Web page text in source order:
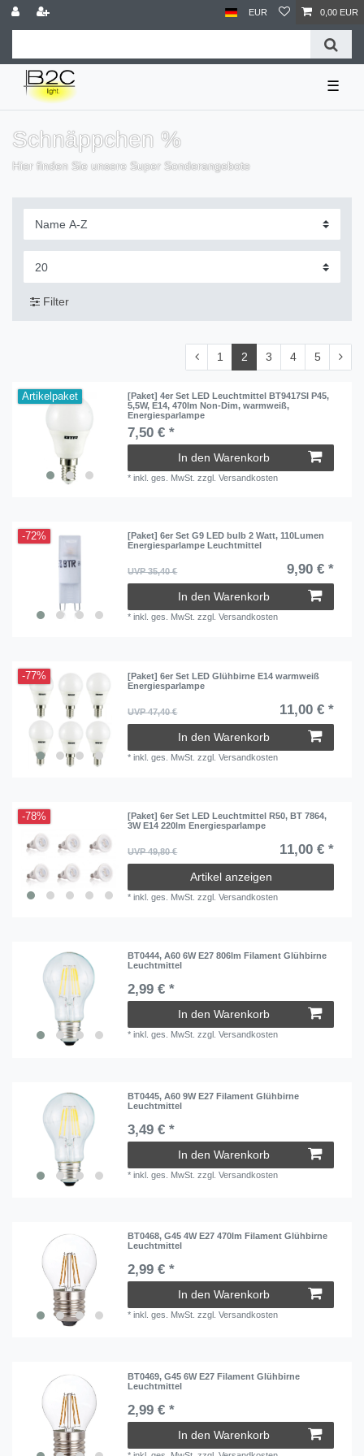
EUR 0,00 EUR
☰
Schnäppchen %
Hier finden Sie unsere Super Sonderangebote
Filter
1 2 3 4 5
Artikelpaket
[Paket] 4er Set LED Leuchtmittel BT9417SI P45,
5,5W, E14, 470lm Non-Dim, warmweiß,
Energiesparlampe
7,50 € *
In den Warenkorb
*inkl. ges. MwSt. zzgl.Versandkosten
-72%
[Paket] 6er Set G9 LED bulb 2 Watt, 110Lumen
Energiesparlampe Leuchtmittel
UVP 35,40 € 9,90 € *
In den Warenkorb
*inkl. ges. MwSt. zzgl.Versandkosten
-77%
[Paket] 6er Set LED Glühbirne E14 warmweiß
Energiesparlampe
UVP 47,40 € 11,00 € *
In den Warenkorb
*inkl. ges. MwSt. zzgl.Versandkosten
-78%
[Paket] 6er Set LED Leuchtmittel R50, BT 7864,
3W E14 220lm Energiesparlampe
UVP 49,80 € 11,00 € *
Artikel anzeigen
*inkl. ges. MwSt. zzgl.Versandkosten
BT0444, A60 6W E27 806lm Filament Glühbirne
Leuchtmittel
2,99 € *
In den Warenkorb
*inkl. ges. MwSt. zzgl.Versandkosten
BT0445, A60 9W E27 Filament Glühbirne
Leuchtmittel
3,49 € *
In den Warenkorb
*inkl. ges. MwSt. zzgl.Versandkosten
BT0468, G45 4W E27 470lm Filament Glühbirne
Leuchtmittel
2,99 € *
In den Warenkorb
*inkl. ges. MwSt. zzgl.Versandkosten
BT0469, G45 6W E27 Filament Glühbirne
Leuchtmittel
2,99 € *
In den Warenkorb